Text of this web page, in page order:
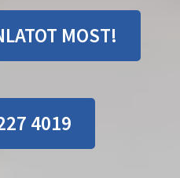
MOST!
4019